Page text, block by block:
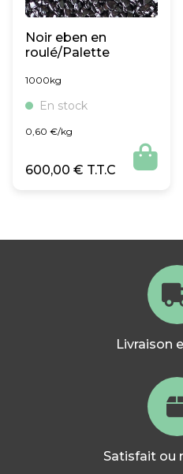
Noir eben en
roulé/Palette
1000kg
En stock
600,00 €
0,60 €/kg

Livraison
Satisfait ou